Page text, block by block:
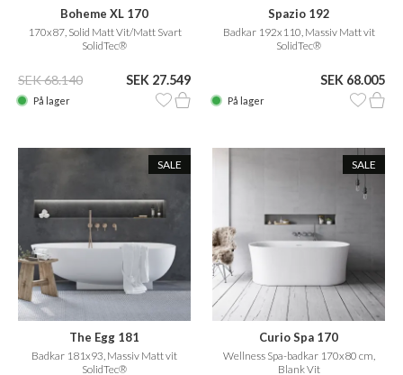
Boheme XL 170
170x87, Solid Matt Vit/Matt Svart
SolidTec®
SEK 68.140 SEK 27.549
På lager
Spazio 192
Badkar 192x110, Massiv Matt vit
SolidTec®
SEK 68.005
På lager
SALE
The Egg 181
Badkar 181x93, Massiv Matt vit
SolidTec®
SALE
Curio Spa 170
Wellness Spa-badkar 170x80 cm,
Blank Vit